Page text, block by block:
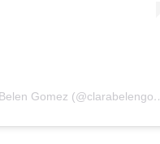
Una publicación compartida de Clara Belen Gomez (@clarabelengomez)